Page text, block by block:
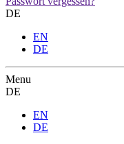
DE
EN
DE
Menu
DE
EN
DE